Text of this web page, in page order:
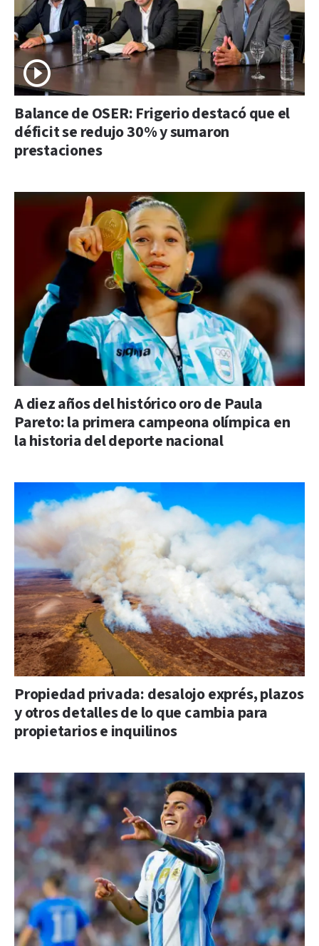
Balance de OSER: Frigerio destacó que el
déficit se redujo 30% y sumaron
prestaciones
A diez años del histórico oro de Paula
Pareto: la primera campeona olímpica en
la historia del deporte nacional
Propiedad privada: desalojo exprés, plazos
y otros detalles de lo que cambia para
propietarios e inquilinos